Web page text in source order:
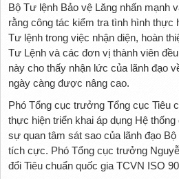
Bộ Tư lệnh Bảo vệ Lăng nhấn mạnh
rằng công tác kiểm tra tình hình thực
Tư lệnh trong việc nhận diện, hoàn
Tư Lệnh và các đơn vị thành viên
này cho thấy nhận lức của lãnh đạo
ngày càng được nâng cao.
Phó Tổng cục trưởng Tổng cục Tiêu
thực hiện triển khai áp dụng Hệ
sự quan tâm sát sao của lãnh đạo
tích cực. Phó Tổng cục trưởng
đổi Tiêu chuẩn quốc gia TCVN ISO